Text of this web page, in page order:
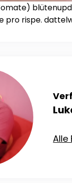
pro rispe.
Alle